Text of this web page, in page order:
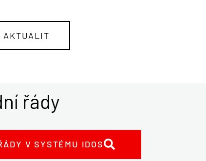
AKTUALIT
řády
V SYSTÉMU IDOS